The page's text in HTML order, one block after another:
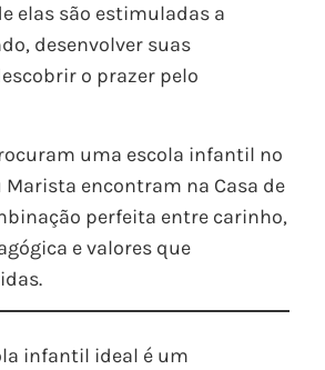
elas são estimuladas a
desenvolver suas
o prazer pelo
uma escola infantil no
Marista encontram na Casa de
perfeita entre carinho,
e valores que
infantil ideal é um